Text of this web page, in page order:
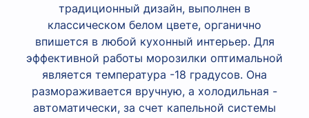
традиционный дизайн, выполнен в
классическом белом цвете, органично
впишется в любой кухонный интерьер. Для
эффективной работы морозилки оптимальной
является температура -18 градусов. Она
размораживается вручную, а холодильная -
автоматически, за счет капельной системы